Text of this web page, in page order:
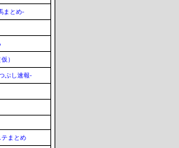
まとめ-
）
ぶし速報-
テまとめ